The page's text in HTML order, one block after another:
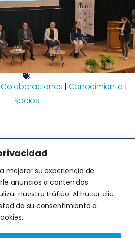
mejorar su experiencia de
anuncios o contenidos
nuestro tráfico. Al hacer clic
da su consentimiento a
Colaboraciones | Conocimiento |
Socios
DIRECCIÓN:
Avenida de Fernando de Casas
Novoa 37 Edificio CNL. Portal A-B.
Compostela, A Coruña